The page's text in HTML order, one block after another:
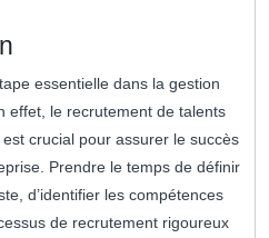
essentielle dans la gestion
effet, le recrutement de talents
crucial pour assurer le succès
Prendre le temps de définir
d’identifier les compétences
de recrutement rigoureux